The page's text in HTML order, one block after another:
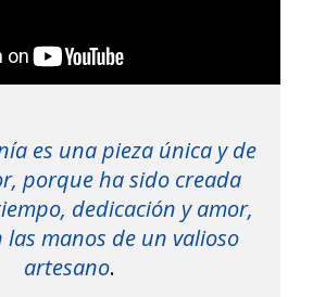
es una pieza única y de
porque ha sido creada
dedicación y amor,
manos de un valioso
artesano.